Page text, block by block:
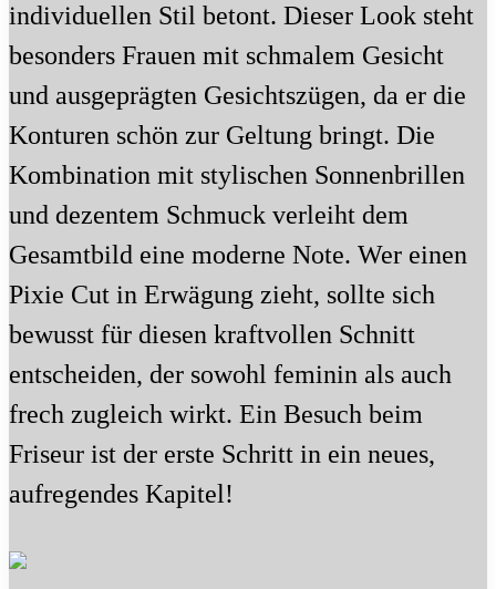
individuellen Stil betont. Dieser Look steht
besonders Frauen mit schmalem Gesicht
und ausgeprägten Gesichtszügen, da er die
Konturen schön zur Geltung bringt. Die
Kombination mit stylischen Sonnenbrillen
und dezentem Schmuck verleiht dem
Gesamtbild eine moderne Note. Wer einen
Pixie Cut in Erwägung zieht, sollte sich
bewusst für diesen kraftvollen Schnitt
entscheiden, der sowohl feminin als auch
frech zugleich wirkt. Ein Besuch beim
Friseur ist der erste Schritt in ein neues,
aufregendes Kapitel!